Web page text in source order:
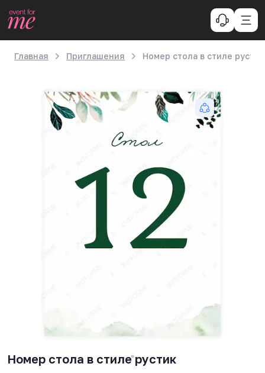
Главная Приглашения Номер стола в стиле рустик
Номер стола в стиле рустик